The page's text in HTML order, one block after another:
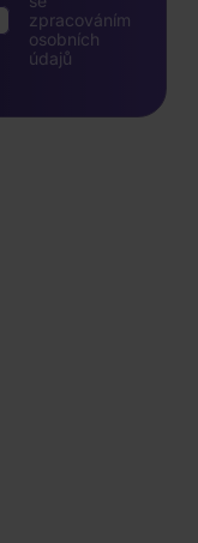
zpracováním
osobních
údajů